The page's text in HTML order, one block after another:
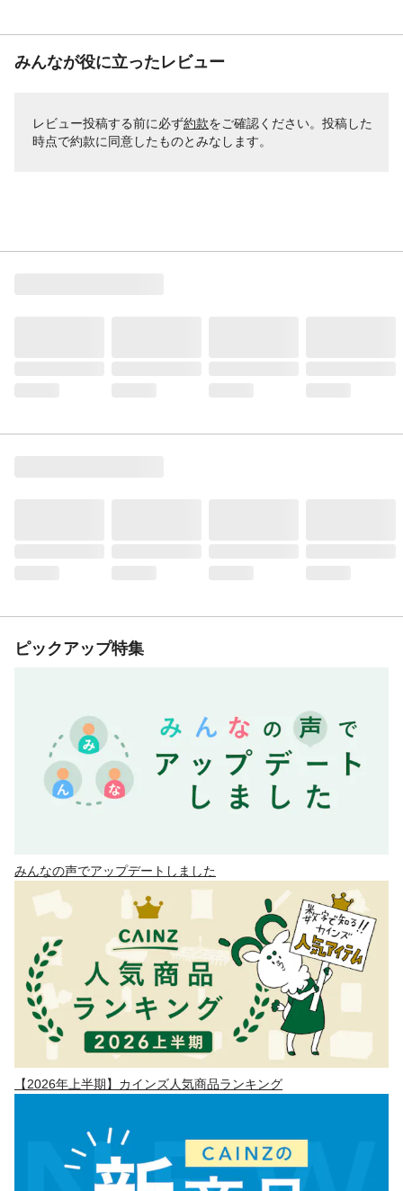
みんなが役に立ったレビュー
レビュー投稿する前に必ず約款をご確認ください。投稿した
時点で約款に同意したものとみなします。
ピックアップ特集
みんなの声でアップデートしました
【2026年上半期】カインズ人気商品ランキング